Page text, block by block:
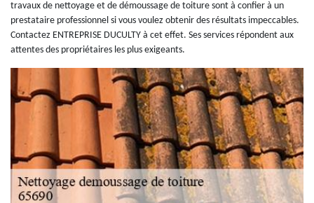
travaux de nettoyage et de démoussage de toiture sont à confier à un
prestataire professionnel si vous voulez obtenir des résultats impeccables.
Contactez ENTREPRISE DUCULTY à cet effet. Ses services répondent aux
attentes des propriétaires les plus exigeants.